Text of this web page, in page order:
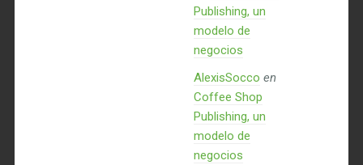
Publishing, un
modelo de
negocios
AlexisSocco en
Coffee Shop
Publishing, un
modelo de
negocios